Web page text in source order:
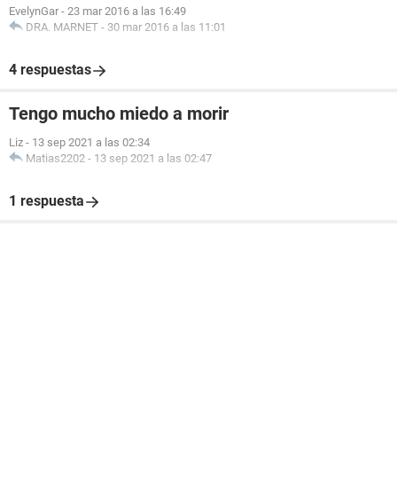
EvelynGar - 23 mar 2016 a las 16:49
DRA. MARNET - 30 mar 2016 a las 11:01
4 respuestas
Tengo mucho miedo a morir
Liz - 13 sep 2021 a las 02:34
Matias2202 - 13 sep 2021 a las 02:47
1 respuesta